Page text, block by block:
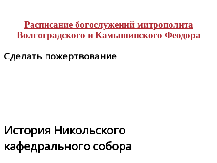
Расписание богослужений митрополита
Волгоградского и Камышинского Феодора
Сделать пожертвование
История Никольского
кафедрального собора